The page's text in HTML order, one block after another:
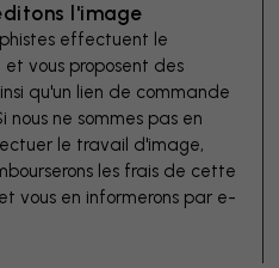
l'image
effectuent le
vous proposent des
qu'un lien de commande
nous ne sommes pas en
le travail d'image,
les frais de cette
vous en informerons par e-